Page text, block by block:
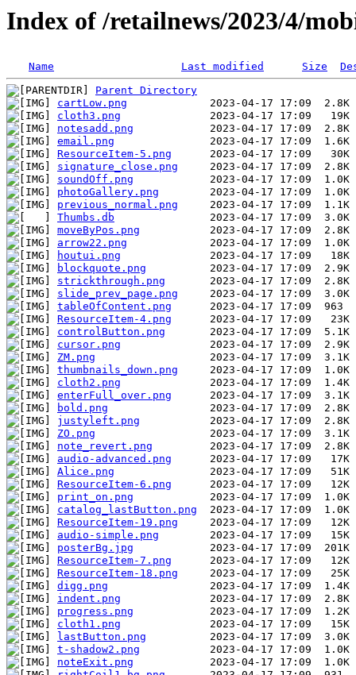
Index of /retailnews/2023/4/
Name Last modified Size
Parent Directory
cartLow.png
cloth3.png
notesadd.png
email.png
ResourceItem-5.png
signature_close.png
soundOff.png
photoGallery.png
previous_normal.png
Thumbs.db
moveByPos.png
arrow22.png
houtui.png
blockquote.png
strickthrough.png
slide_prev_page.png
tableOfContent.png
ResourceItem-4.png
controlButton.png
cursor.png
ZM.png
thumbnails_down.png
cloth2.png
enterFull_over.png
bold.png
justyleft.png
ZO.png
note_revert.png
audio-advanced.png
Alice.png
ResourceItem-6.png
print_on.png
catalog_lastButton.png
ResourceItem-19.png
audio-simple.png
posterBg.jpg
ResourceItem-7.png
ResourceItem-18.png
digg.png
indent.png
progress.png
cloth1.png
lastButton.png
t-shadow2.png
noteExit.png